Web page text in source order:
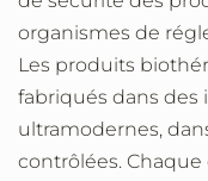
organismes de
Les produits
fabriqués dans des
ultramodernes,
contrôlées.